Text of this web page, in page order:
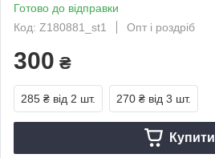
Готово до відправки
Код: Z180881_st1
Опт і роздріб
300 ₴
285 ₴ від 2 шт. 270 ₴ від 3 шт.
Купити